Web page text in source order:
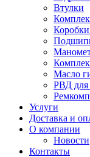
Втулки
Масло
РВД для
Услуги
Доставка и
О компании
Новости
Контакты